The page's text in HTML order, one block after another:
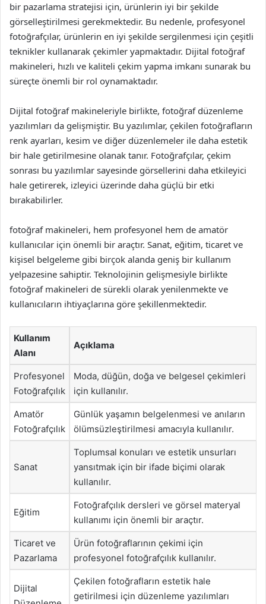
bir pazarlama stratejisi için, ürünlerin iyi bir şekilde
görselleştirilmesi gerekmektedir. Bu nedenle, profesyonel
fotoğrafçılar, ürünlerin en iyi şekilde sergilenmesi için çeşitli
teknikler kullanarak çekimler yapmaktadır. Dijital fotoğraf
makineleri, hızlı ve kaliteli çekim yapma imkanı sunarak bu
süreçte önemli bir rol oynamaktadır.
Dijital fotoğraf makineleriyle birlikte, fotoğraf düzenleme
yazılımları da gelişmiştir. Bu yazılımlar, çekilen fotoğrafların
renk ayarları, kesim ve diğer düzenlemeler ile daha estetik
bir hale getirilmesine olanak tanır. Fotoğrafçılar, çekim
sonrası bu yazılımlar sayesinde görsellerini daha etkileyici
hale getirerek, izleyici üzerinde daha güçlü bir etki
bırakabilirler.
fotoğraf makineleri, hem profesyonel hem de amatör
kullanıcılar için önemli bir araçtır. Sanat, eğitim, ticaret ve
kişisel belgeleme gibi birçok alanda geniş bir kullanım
yelpazesine sahiptir. Teknolojinin gelişmesiyle birlikte
fotoğraf makineleri de sürekli olarak yenilenmekte ve
kullanıcıların ihtiyaçlarına göre şekillenmektedir.
Kullanım
Alanı
Açıklama
Profesyonel
Fotoğrafçılık
Moda, düğün, doğa ve belgesel çekimleri
için kullanılır.
Amatör
Fotoğrafçılık
Günlük yaşamın belgelenmesi ve anıların
ölümsüzleştirilmesi amacıyla kullanılır.
Sanat
Toplumsal konuları ve estetik unsurları
yansıtmak için bir ifade biçimi olarak
kullanılır.
Eğitim
Fotoğrafçılık dersleri ve görsel materyal
kullanımı için önemli bir araçtır.
Ticaret ve
Pazarlama
Ürün fotoğraflarının çekimi için
profesyonel fotoğrafçılık kullanılır.
Dijital
Çekilen fotoğrafların estetik hale
getirilmesi için düzenleme yazılımları